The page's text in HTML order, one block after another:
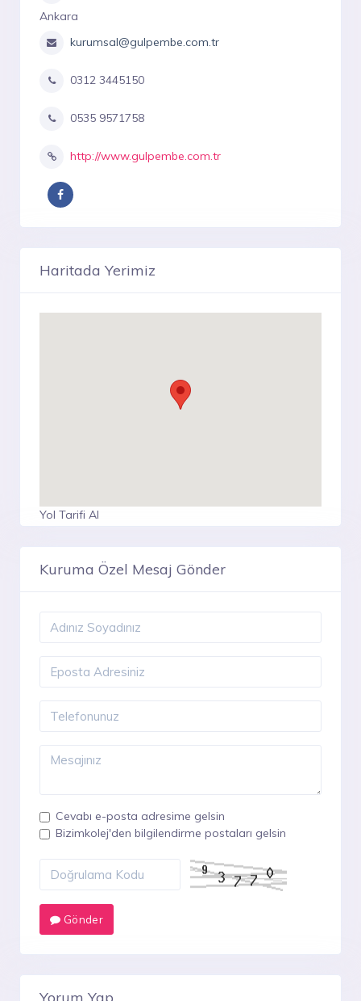
Ankara
kurumsal@gulpembe.com.tr
0312 3445150
0535 9571758
http://www.gulpembe.com.tr
Haritada Yerimiz
Yol Tarifi Al
Kuruma Özel Mesaj Gönder
Cevabı e-posta adresime gelsin
Bizimkolej'den bilgilendirme postaları gelsin
Gönder